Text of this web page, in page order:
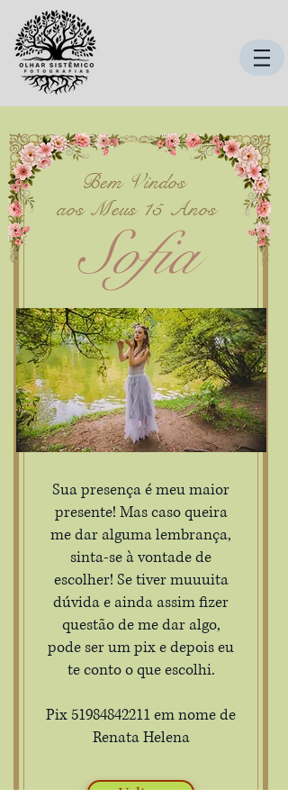
Bem Vindos
aos Meus 15 Anos
Sofia
Sua presença é meu maior
presente! Mas caso queira
me dar alguma lembrança,
sinta-se à vontade de
escolher! Se tiver muuuita
dúvida e ainda assim fizer
questão de me dar algo,
pode ser um pix e depois eu
te conto o que escolhi.
Pix 51984842211 em nome de
Renata Helena
Voltar